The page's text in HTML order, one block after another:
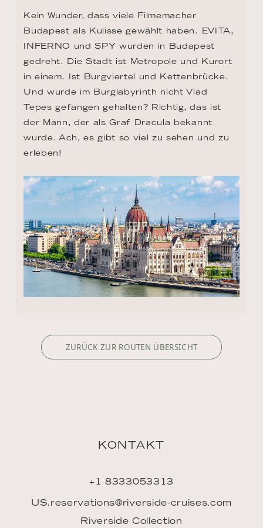
Kein Wunder, dass viele Filmemacher
Budapest als Kulisse gewählt haben. EVITA,
INFERNO und SPY wurden in Budapest
gedreht. Die Stadt ist Metropole und Kurort
in einem. Ist Burgviertel und Kettenbrücke.
Und wurde im Burglabyrinth nicht Vlad
Tepes gefangen gehalten? Richtig, das ist
der Mann, der als Graf Dracula bekannt
wurde. Ach, es gibt so viel zu sehen und zu
erleben!
ZURÜCK ZUR ROUTEN ÜBERSICHT
KONTAKT
+1 8333053313
US.reservations@riverside-cruises.com
Riverside Collection